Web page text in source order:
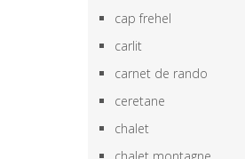
cap frehel
carlit
carnet de rando
ceretane
chalet